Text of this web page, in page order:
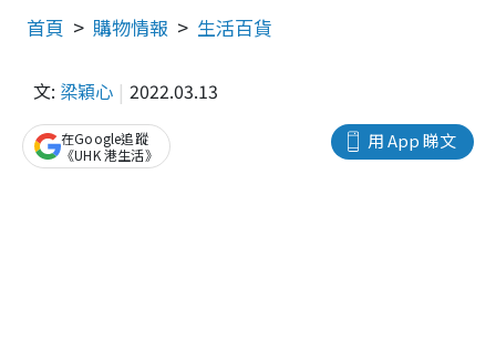
首頁 購物情報 生活百貨
文: 梁穎心 2022.03.13
用 App 睇文
在Google追蹤
《UHK 港生活》